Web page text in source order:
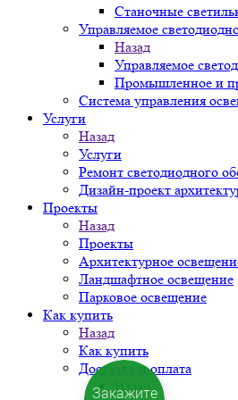
Станочные
Управляемое
Назад
Управляемое
Промышленное и
Система управления
Услуги
Назад
Услуги
Ремонт светодиодного
Дизайн-проект
Проекты
Назад
Проекты
Архитектурное
Ландшафтное освещение
Парковое освещение
Как купить
Назад
Как купить
Доставка и оплата
Назад
Закажите